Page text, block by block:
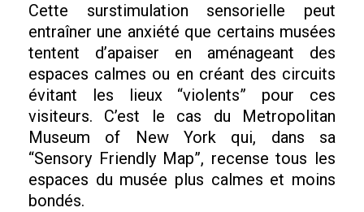
Cette surstimulation sensorielle peut
entraîner une anxiété que certains musées
tentent d’apaiser en aménageant des
espaces calmes ou en créant des circuits
évitant les lieux “violents” pour ces
visiteurs. C’est le cas du Metropolitan
Museum of New York qui, dans sa
“Sensory Friendly Map”, recense tous les
espaces du musée plus calmes et moins
bondés.